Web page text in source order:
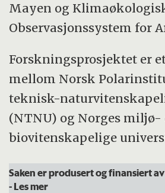
Mayen og
Observasjonssystem for
Forskningsprosjektet er
mellom Norsk
teknisk-
(NTNU) og Norges miljø-
biovitenskapelige
Saken er produsert og finansiert
- Les mer